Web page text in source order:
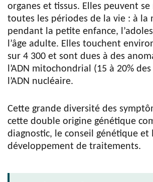
organes et tissus. Elles peuvent
toutes les périodes de la vie : à la
pendant la petite enfance,
l’âge adulte. Elles touchent
sur 4 300 et sont dues à des
l’ADN mitochondrial (15 à 20%
l’ADN nucléaire.
Cette grande diversité des
cette double origine génétique
diagnostic, le conseil génétique et
développement de traitements.